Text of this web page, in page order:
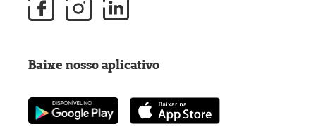
Baixe nosso aplicativo